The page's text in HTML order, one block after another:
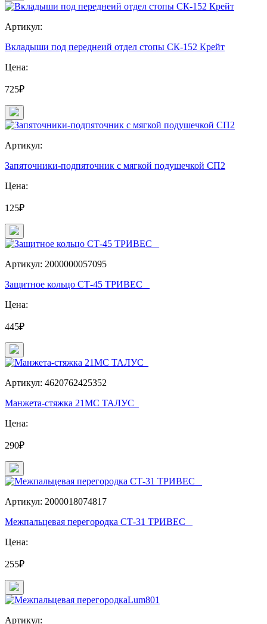
Артикул:
Вкладыши под переднеий отдел стопы СК-152 Крейт
Цена:
725₽
Артикул:
Запяточники-подпяточник с мягкой подушечкой СП2
Цена:
125₽
Артикул: 2000000057095
Защитное кольцо СТ-45 ТРИВЕС _
Цена:
445₽
Артикул: 4620762425352
Манжета-стяжка 21МС ТАЛУС_
Цена:
290₽
Артикул: 2000018074817
Межпальцевая перегородка СТ-31 ТРИВЕС _
Цена:
255₽
Артикул: